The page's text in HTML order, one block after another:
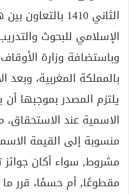
الثاني 1410
الإسلامي للبحوث
وباستضافة وزارة
بالمملكة المغربية،
يلتزم المصدر بموجبها
الاسمية عند
منسوبة إلى القيمة
مشروط, سواء أكان جوائز
مقطوعًا, أم حسمًا، قرر